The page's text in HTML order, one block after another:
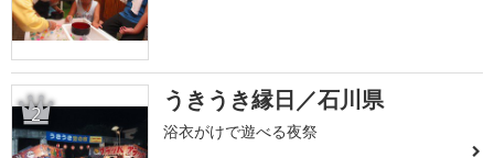
2 うきうき縁日／石川県
浴衣がけで遊べる夜祭